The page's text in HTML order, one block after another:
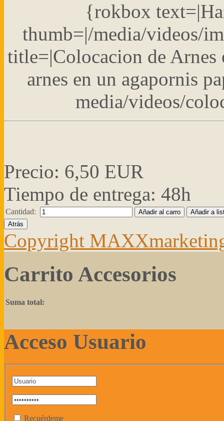
{rokbox
thumb=|/media/videos/
title=|Colocacion de
arnes en un agapornis
media/videos/
Precio: 6,50 EUR
Tiempo de entrega: 48h
Cantidad:
Copyright
Carrito Accesorios
Suma total:
Acceso Usuario
Recuérdeme